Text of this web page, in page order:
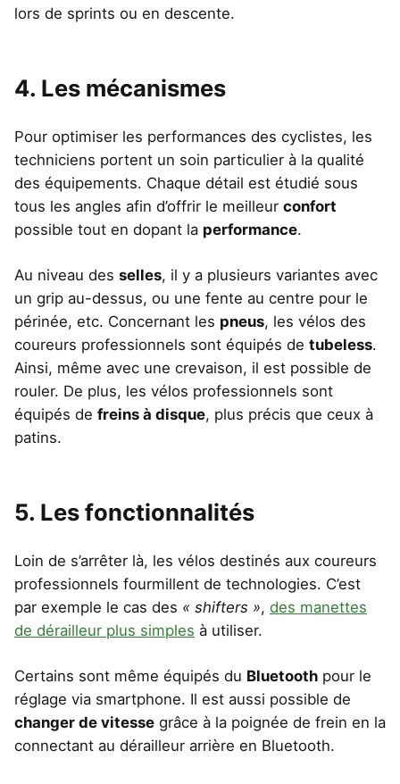
lors de sprints ou en descente.
4. Les mécanismes
Pour optimiser les performances des cyclistes, les
techniciens portent un soin particulier à la qualité
des équipements. Chaque détail est étudié sous
tous les angles afin d’offrir le meilleur confort
possible tout en dopant la performance.
Au niveau des selles, il y a plusieurs variantes avec
un grip au-dessus, ou une fente au centre pour le
périnée, etc. Concernant les pneus, les vélos des
coureurs professionnels sont équipés de tubeless.
Ainsi, même avec une crevaison, il est possible de
rouler. De plus, les vélos professionnels sont
équipés de freins à disque, plus précis que ceux à
patins.
5. Les fonctionnalités
Loin de s’arrêter là, les vélos destinés aux coureurs
professionnels fourmillent de technologies. C’est
par exemple le cas des « shifters », des manettes
de dérailleur plus simples à utiliser.
Certains sont même équipés du Bluetooth pour le
réglage via smartphone. Il est aussi possible de
changer de vitesse grâce à la poignée de frein en la
connectant au dérailleur arrière en Bluetooth.